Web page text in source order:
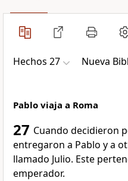
Hechos 27 Nueva
Pablo viaja a Roma
27 Cuando decidieron
entregaron a Pablo y a
llamado Julio. Este
emperador.